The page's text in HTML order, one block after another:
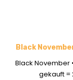
Black
Black November
gekauft =